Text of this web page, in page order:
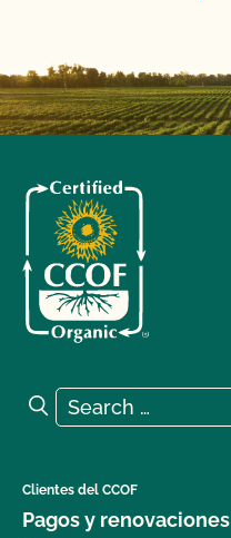
Search for:
Search
Clientes del CCOF
Pagos y renovaciones